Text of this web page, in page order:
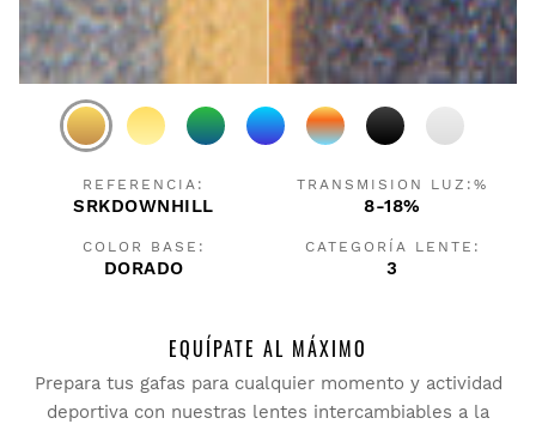
REFERENCIA:
SRKDOWNHILL
TRANSMISION LUZ:%
8-18%
COLOR BASE:
DORADO
CATEGORÍA LENTE:
3
EQUÍPATE AL MÁXIMO
Prepara tus gafas para cualquier momento y actividad
deportiva con nuestras lentes intercambiables a la